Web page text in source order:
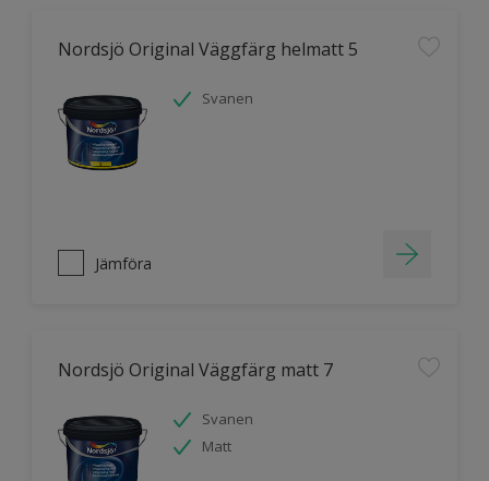
Nordsjö Original Väggfärg helmatt 5
Svanen
Jämföra
Nordsjö Original Väggfärg matt 7
Svanen
Matt